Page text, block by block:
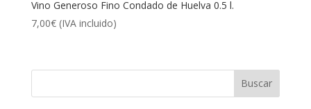
Vino Generoso Fino Condado de Huelva 0.5 l.
7,00€ (IVA incluido)